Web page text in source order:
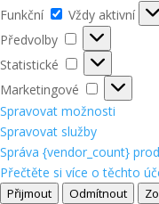
Funkční
Funkční
Vždy aktivní
Předvolby
Předvolby
Statistické
Statistické
Marketingové
Spravovat možnosti
Spravovat služby
Správa {vendor_count}
Přečtěte si více o těchto
Přijmout Odmítnout